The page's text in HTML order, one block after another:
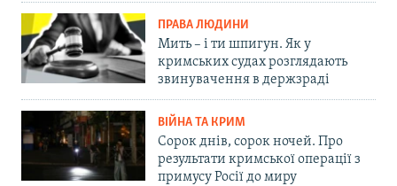
ПРАВА ЛЮДИНИ
Мить – і ти шпигун. Як у
кримських судах розглядають
звинувачення в держзраді
ВІЙНА ТА КРИМ
Сорок днів, сорок ночей. Про
результати кримської операції з
примусу Росії до миру